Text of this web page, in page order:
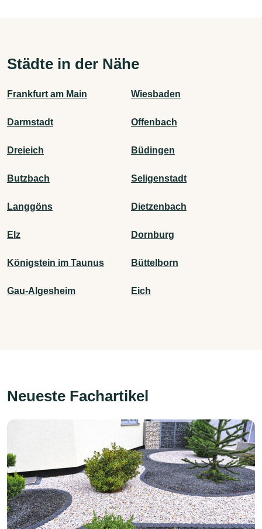
Städte in der Nähe
Frankfurt am Main Wiesbaden
Darmstadt Offenbach
Dreieich Büdingen
Butzbach Seligenstadt
Langgöns Dietzenbach
Elz Dornburg
Königstein im Taunus Büttelborn
Gau-Algesheim Eich
Neueste Fachartikel